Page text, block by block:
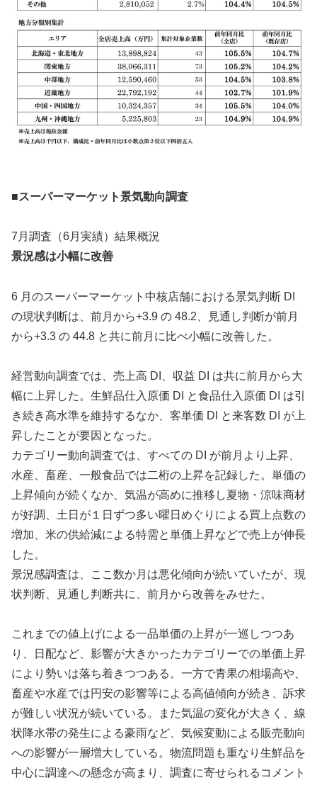
■スーパーマーケット景気動向調査
7月調査（6月実績）結果概況
景況感は小幅に改善
6 月のスーパーマーケット中核店舗における景気判断 DI
の現状判断は、前月から+3.9 の 48.2、見通し判断が前月
から+3.3 の 44.8 と共に前月に比べ小幅に改善した。
経営動向調査では、売上高 DI、収益 DI は共に前月から大
幅に上昇した。生鮮品仕入原価 DI と食品仕入原価 DI は引
き続き高水準を維持するなか、客単価 DI と来客数 DI が上
昇したことが要因となった。
カテゴリー動向調査では、すべての DI が前月より上昇、
水産、畜産、一般食品では二桁の上昇を記録した。単価の
上昇傾向が続くなか、気温が高めに推移し夏物・涼味商材
が好調、土日が１日ずつ多い曜日めぐりによる買上点数の
増加、米の供給減による特需と単価上昇などで売上が伸長
した。
景況感調査は、ここ数か月は悪化傾向が続いていたが、現
状判断、見通し判断共に、前月から改善をみせた。
これまでの値上げによる一品単価の上昇が一巡しつつあ
り、日配など、影響が大きかったカテゴリーでの単価上昇
により勢いは落ち着きつつある。一方で青果の相場高や、
畜産や水産では円安の影響等による高値傾向が続き、訴求
が難しい状況が続いている。また気温の変化が大きく、線
状降水帯の発生による豪雨など、気候変動による販売動向
への影響が一層増大している。物流問題も重なり生鮮品を
中心に調達への懸念が高まり、調査に寄せられるコメント